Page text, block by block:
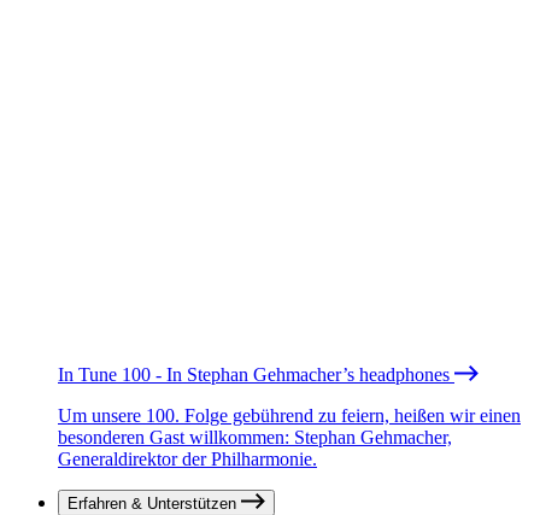
In Tune 100 - In Stephan Gehmacher’s headphones
Um unsere 100. Folge gebührend zu feiern, heißen wir einen
besonderen Gast willkommen: Stephan Gehmacher,
Generaldirektor der Philharmonie.
Erfahren & Unterstützen